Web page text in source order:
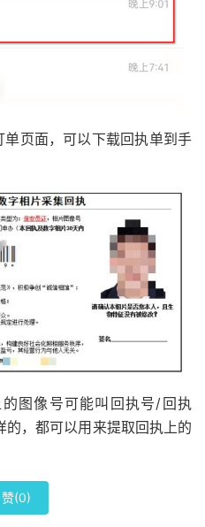
页面，可以下载回执单到手
图像号可能叫回执号/回执
，都可以用来提取回执上的
赞(0)